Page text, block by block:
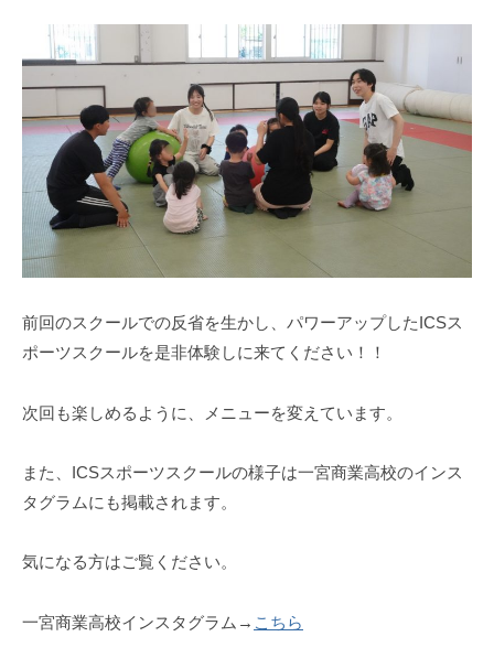
前回のスクールでの反省を生かし、パワーアップしたICSス
ポーツスクールを是非体験しに来てください！！
次回も楽しめるように、メニューを変えています。
また、ICSスポーツスクールの様子は一宮商業高校のインス
タグラムにも掲載されます。
気になる方はご覧ください。
一宮商業高校インスタグラム→ こちら